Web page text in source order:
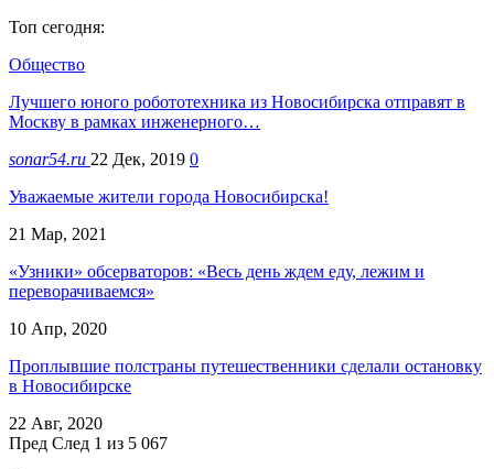
Топ сегодня:
Общество
Лучшего юного робототехника из Новосибирска отправят в
Москву в рамках инженерного…
sonar54.ru 22 Дек, 2019 0
Уважаемые жители города Новосибирска!
21 Мар, 2021
«Узники» обсерваторов: «Весь день ждем еду, лежим и
переворачиваемся»
10 Апр, 2020
Проплывшие полстраны путешественники сделали остановку
в Новосибирске
22 Авг, 2020
Пред След 1 из 5 067